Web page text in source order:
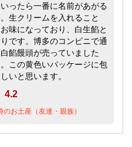
ったら一番に名前があがる
生クリームを入れること
味になっており、白生餡と
です。博多のコンビニで通
餡饅頭が売っていました
この黄色いパッケージに包
いと思います。
4.2
のお土産（友達・親族）